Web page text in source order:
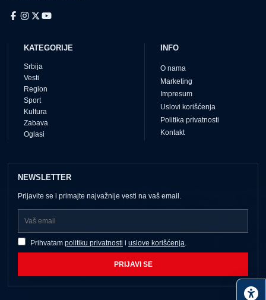
KATEGORIJE
Srbija
Vesti
Region
Sport
Kultura
Zabava
Oglasi
INFO
O nama
Marketing
Impresum
Uslovi korišćenja
Politika privatnosti
Kontakt
NEWSLETTER
Prijavite se i primajte najvažnije vesti na vaš email.
Prihvatam politiku privatnosti i uslove korišćenja.
PRIJAVI SE